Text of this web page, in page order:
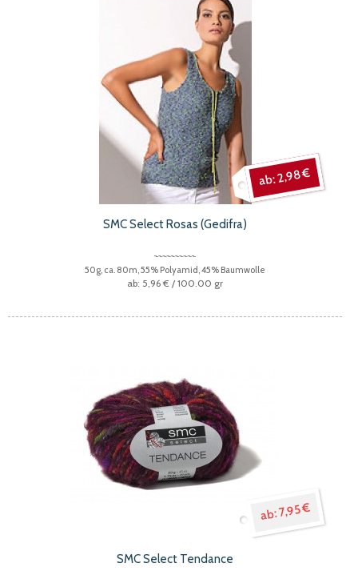
2,98 €
SMC Select Rosas (Gedifra)
50g, ca. 80m, 55% Polyamid, 45% Baumwolle
5,96 € / 100.00 gr
7,95 €
SMC Select Tendance